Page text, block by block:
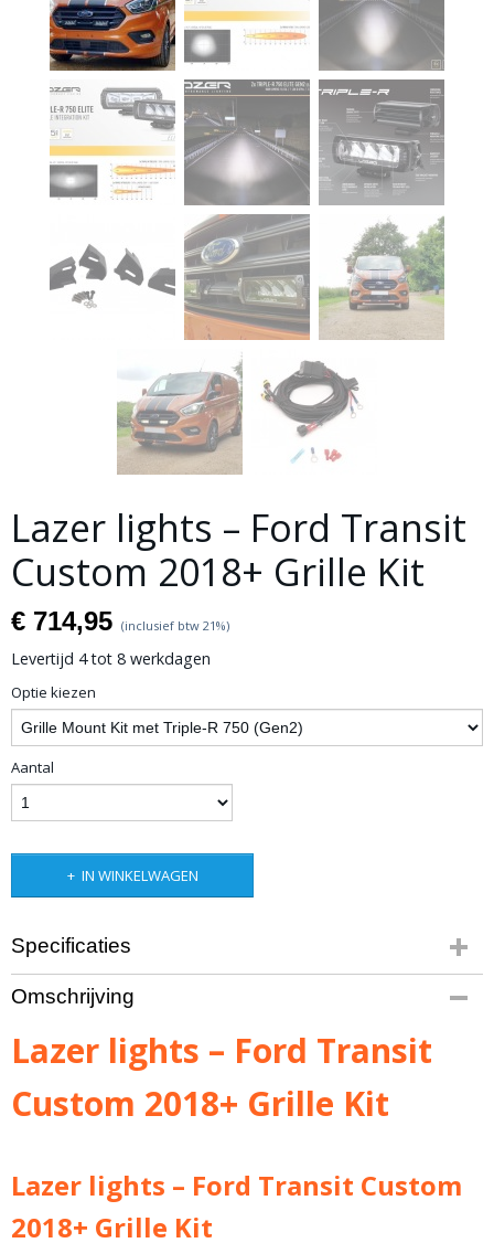
Lazer lights – Ford Transit
Custom 2018+ Grille Kit
€ 714,95 (inclusief btw 21%)
Levertijd 4 tot 8 werkdagen
Optie kiezen
Aantal
IN WINKELWAGEN
Specificaties
Productcode leverancier
GK-FTC-2018-G2
Bruto gewicht
2,00 Kg
Omschrijving
Lazer lights – Ford Transit
Custom 2018+ Grille Kit
Lazer lights – Ford Transit Custom
2018+ Grille Kit